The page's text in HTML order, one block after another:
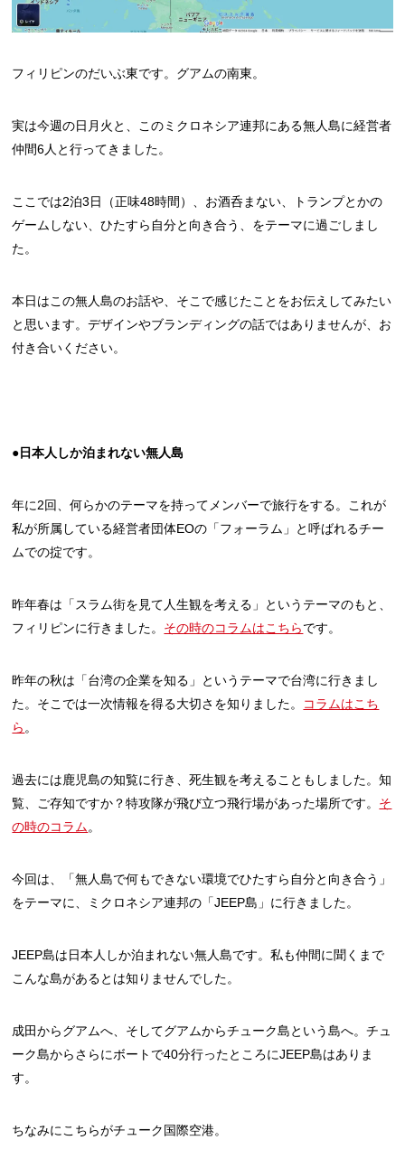
フィリピンのだいぶ東です。グアムの南東。
実は今週の日月火と、このミクロネシア連邦にある無人島に経営者
仲間6人と行ってきました。
ここでは2泊3日（正味48時間）、お酒呑まない、トランプとかの
ゲームしない、ひたすら自分と向き合う、をテーマに過ごしまし
た。
本日はこの無人島のお話や、そこで感じたことをお伝えしてみたい
と思います。デザインやブランディングの話ではありませんが、お
付き合いください。
●日本人しか泊まれない無人島
年に2回、何らかのテーマを持ってメンバーで旅行をする。これが
私が所属している経営者団体EOの「フォーラム」と呼ばれるチー
ムでの掟です。
昨年春は「スラム街を見て人生観を考える」というテーマのもと、
フィリピンに行きました。 その時のコラムはこちらです。
昨年の秋は「台湾の企業を知る」というテーマで台湾に行きまし
た。そこでは一次情報を得る大切さを知りました。 コラムはこち
ら 。
過去には鹿児島の知覧に行き、死生観を考えることもしました。知
覧、ご存知ですか？特攻隊が飛び立つ飛行場があった場所です。 そ
の時のコラム。
今回は、「無人島で何もできない環境でひたすら自分と向き合う」
をテーマに、ミクロネシア連邦の「JEEP島」に行きました。
JEEP島は日本人しか泊まれない無人島です。私も仲間に聞くまで
こんな島があるとは知りませんでした。
成田からグアムへ、そしてグアムからチューク島という島へ。チュ
ーク島からさらにボートで40分行ったところにJEEP島はありま
す。
ちなみにこちらがチューク国際空港。